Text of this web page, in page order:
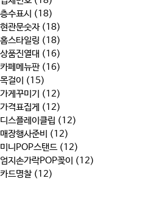
층수표시 (18)
현관문숫자 (18)
홈스타일링 (18)
상품진열대 (16)
카페메뉴판 (16)
목걸이 (15)
가게꾸미기 (12)
가격표집게 (12)
디스플레이클립 (12)
매장행사준비 (12)
미니POP스탠드 (12)
엄지손가락POP꽂이 (12)
카드명찰 (12)